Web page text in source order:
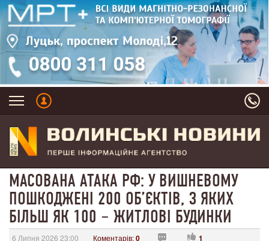
МАСОВАНА АТАКА РФ: У ВИШНЕВОМУ
ПОШКОДЖЕНІ 200 ОБ’ЄКТІВ, З ЯКИХ
БІЛЬШ ЯК 100 – ЖИТЛОВІ БУДИНКИ
6 Липня 2026 23:00 Коментарів:0 1